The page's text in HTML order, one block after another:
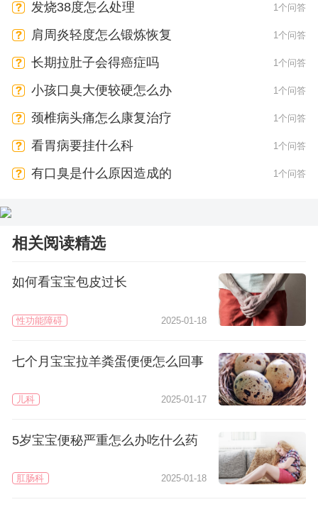
发烧38度怎么处理 1个问答
肩周炎轻度怎么锻炼恢复 1个问答
长期拉肚子会得癌症吗 1个问答
小孩口臭大便较硬怎么办 1个问答
颈椎病头痛怎么康复治疗 1个问答
看胃病要挂什么科 1个问答
有口臭是什么原因造成的 1个问答
相关阅读精选
如何看宝宝包皮过长
性功能障碍 2025-01-18
七个月宝宝拉羊粪蛋便便怎么回事
儿科 2025-01-17
5岁宝宝便秘严重怎么办吃什么药
肛肠科 2025-01-18